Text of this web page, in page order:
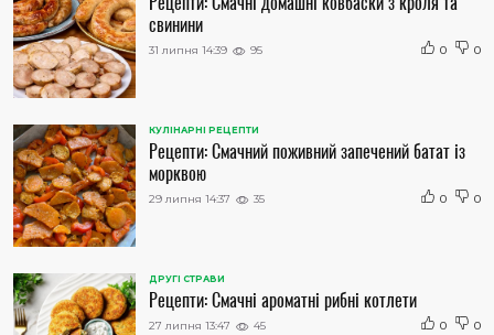
свинини
31 липня 14:39 95 0 0
КУЛІНАРНІ РЕЦЕПТИ
Рецепти: Смачний поживний запечений батат із
морквою
29 липня 14:37 35 0 0
ДРУГІ СТРАВИ
Рецепти: Смачні ароматні рибні котлети
27 липня 13:47 45 0 0